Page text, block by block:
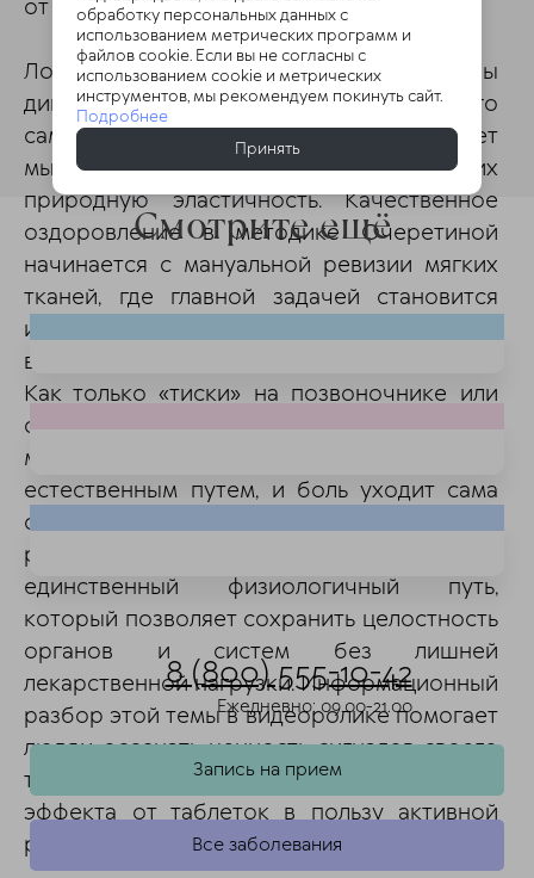
от механического сдавления.
Логика восстановительной медицины
диктует необходимость поиска того
самого «ключа», который разомкнет
мышечный замок и вернет тканям их
природную эластичность. Качественное
оздоровление в методике Очеретиной
начинается с мануальной ревизии мягких
тканей, где главной задачей становится
инактивация триггерных зон и
восстановление насосной функции мышц.
Как только «тиски» на позвоночнике или
суставе разжимаются, восстанавливается
микроциркуляция, отек спадает
естественным путем, и боль уходит сама
собой, так как исчезает повод для
раздражения рецепторов. Это
единственный физиологичный путь,
который позволяет сохранить целостность
органов и систем без лишней
лекарственной нагрузки. Информационный
разбор этой темы в видеоролике помогает
людям осознать ценность сигналов своего
тела и отказаться от пассивного ожидания
эффекта от таблеток в пользу активной
работы над своей биомеханикой.
Смотрите ещё
8 (800) 555-10-42
Ежедневно: 09.00-21.00
Запись на прием
Все заболевания
обработку персональных данных с
использованием метрических программ и
файлов cookie. Если вы не согласны с
использованием cookie и метрических
инструментов, мы рекомендуем покинуть сайт.
Подробнее
Принять